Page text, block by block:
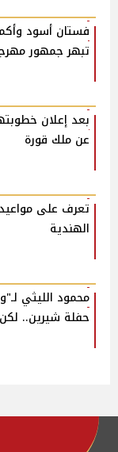
فستان أسود
تبهر جمهور
بعد إعلان
عن ملك قورة
تعرف على
الهندية
محمود الليثي
حفلة شيرين..